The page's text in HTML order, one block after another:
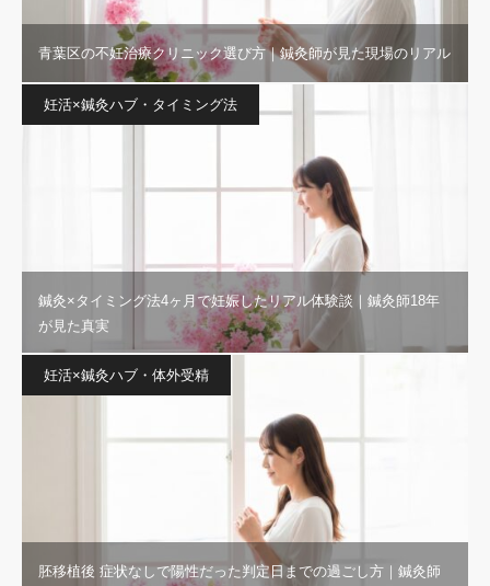
青葉区の不妊治療クリニック選び方｜鍼灸師が見た現場のリアル
妊活×鍼灸ハブ・タイミング法
鍼灸×タイミング法4ヶ月で妊娠したリアル体験談｜鍼灸師18年
が見た真実
妊活×鍼灸ハブ・体外受精
胚移植後 症状なしで陽性だった判定日までの過ごし方｜鍼灸師